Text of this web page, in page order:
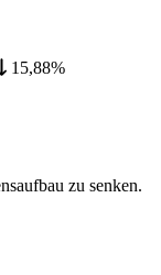
15,88%
zu senken.